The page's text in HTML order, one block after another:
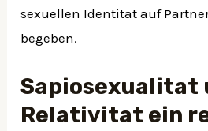
sexuellen Identitat auf
begeben.
Sapiosexualitat
Relativitat ein